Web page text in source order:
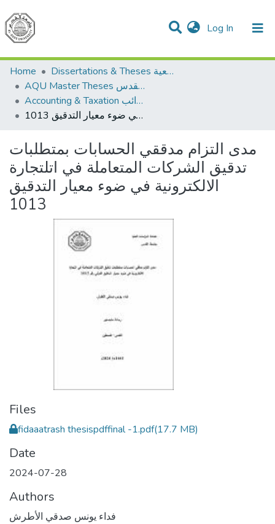
Log In (current)
Communities & Collections
All of DSpace
Home
Dissertations & Theses الرسائل الجامعية
AQU Master Theses الرسائل الجامعية الخاصة بجامعة القدس
Accounting & Taxation المحاسبة والضرائب
مدى التزام مدققي الحسابات بمتطلبات تدقيق الشركات المتعاملة في اتلتجارة الالكترونية في ضوء معيار التدقيق 1013
مدى التزام مدققي الحسابات بمتطلبات
تدقيق الشركات المتعاملة في اتلتجارة
الالكترونية في ضوء معيار التدقيق
1013
Files
fidaaatrash thesispdffinal -1.pdf(17.7 MB)
Date
2024-07-28
Authors
فداء يونس صدقي الأطرش